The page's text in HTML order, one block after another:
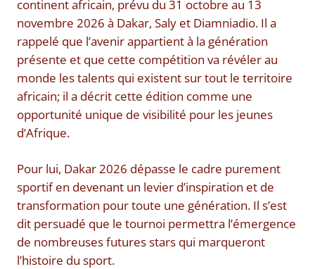
continent africain, prévu du 31 octobre au 13
novembre 2026 à Dakar, Saly et Diamniadio. Il a
rappelé que l’avenir appartient à la génération
présente et que cette compétition va révéler au
monde les talents qui existent sur tout le territoire
africain; il a décrit cette édition comme une
opportunité unique de visibilité pour les jeunes
d’Afrique.
Pour lui, Dakar 2026 dépasse le cadre purement
sportif en devenant un levier d’inspiration et de
transformation pour toute une génération. Il s’est
dit persuadé que le tournoi permettra l’émergence
de nombreuses futures stars qui marqueront
l’histoire du sport.